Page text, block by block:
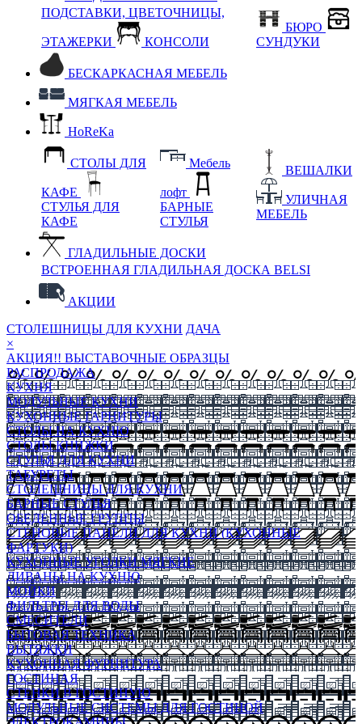
ПОДСТАВКИ, ЦВЕТОЧНИЦЫ,
ЭТАЖЕРКИ КОНСОЛИ
БЮРО
СУНДУКИ
БЕСКАРКАСНАЯ МЕБЕЛЬ
МЯГКАЯ МЕБЕЛЬ
HoReKa
СТОЛЫ ДЛЯ
КАФЕ
СТУЛЬЯ ДЛЯ
КАФЕ
Мебель
лофт
БАРНЫЕ
СТУЛЬЯ
ВЕШАЛКИ
УЛИЧНАЯ
МЕБЕЛЬ
ГЛАДИЛЬНЫЕ ДОСКИ
ВСТРОЕННАЯ ГЛАДИЛЬНАЯ ДОСКА BELSI
АКЦИИ
СТОЛЕШНИЦЫ ДЛЯ КУХНИ ДАЧА
×
АКЦИЯ!! ВЫСТАВОЧНЫЕ ОБРАЗЦЫ
РАСПРОДАЖА
КУХНЯ
МОДУЛЬНЫЕ КУХНИ
КУХОННЫЕ ГАРНИТУРЫ
СТОЛЫ НА КУХНЮ
СТОЛЫ КНИЖКИ
СТУЛЬЯ ДЛЯ КУХНИ
ТАБУРЕТЫ
СТОЛЕШНИЦЫ ДЛЯ КУХНИ
БАРНЫЕ СТУЛЬЯ
ОБЕДЕННЫЕ ГРУППЫ
СТЕНОВЫЕ ПАНЕЛИ ДЛЯ КУХНИ (КУХОННЫЕ
ФАРТУКИ)
КУХОННЫЕ УГОЛКИ МЯГКИЕ
ДИВАНЫ НА КУХНЮ
МОЙКИ
ФИЛЬТРЫ ДЛЯ ВОДЫ
СМЕСИТЕЛИ
БЫТОВАЯ ТЕХНИКА
ВЫТЯЖКИ
КУХОННАЯ ФУРНИТУРА
ГОСТИНАЯ
СТЕНКИ В ГОСТИНУЮ
МОДУЛЬНЫЕ СИСТЕМЫ ДЛЯ ГОСТИНОЙ